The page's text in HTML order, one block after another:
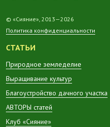
© «Сияние», 2013—2026
Политика конфиденциальности
СТАТЬИ
Природное земледелие
Выращивание культур
Благоустройство дачного участка
АВТОРЫ статей
Клуб «Сияние»